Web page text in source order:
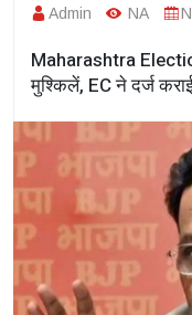
Admin NA
Maharashtra
मुश्किलें, EC ने दर्ज